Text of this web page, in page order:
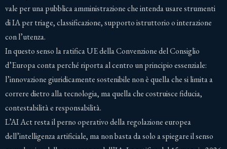
vale per una pubblica amministrazione che intenda usare strumenti
di IA per triage, classificazione, supporto istruttorio o interazione
con l’utenza.
In questo senso la ratifica UE della Convenzione del Consiglio
d’Europa conta perché riporta al centro un principio essenziale:
l’innovazione giuridicamente sostenibile non è quella che si limita a
correre dietro alla tecnologia, ma quella che costruisce fiducia,
contestabilità e responsabilità.
L’AI Act resta il perno operativo della regolazione europea
dell’intelligenza artificiale, ma non basta da solo a spiegare il senso